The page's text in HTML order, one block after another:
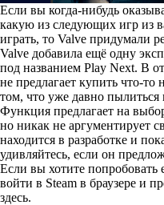
Если вы когда-нибудь
какую из следующих игр из
играть, то Valve придумали
Valve добавила ещё одну
под названием Play Next. В
не предлагает купить что-
том, что уже давно
Функция предлагает на
но никак не аргументирует
находится в разработке и
удивляйтесь, если он
Если вы хотите попробовать
войти в Steam в браузере и
здесь.